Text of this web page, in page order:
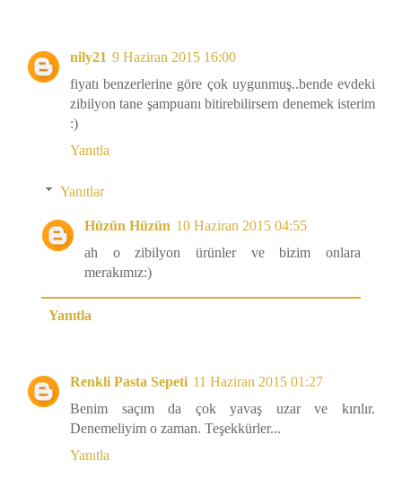
nily21 9 Haziran 2015 16:00
fiyatı benzerlerine göre çok uygunmuş..bende evdeki
zibilyon tane şampuanı bitirebilirsem denemek isterim
:)
Yanıtla
Yanıtlar
Hüzün Hüzün 10 Haziran 2015 04:55
ah o zibilyon ürünler ve bizim onlara
merakımız:)
Yanıtla
Renkli Pasta Sepeti 11 Haziran 2015 01:27
Benim saçım da çok yavaş uzar ve kırılır.
Denemeliyim o zaman. Teşekkürler...
Yanıtla